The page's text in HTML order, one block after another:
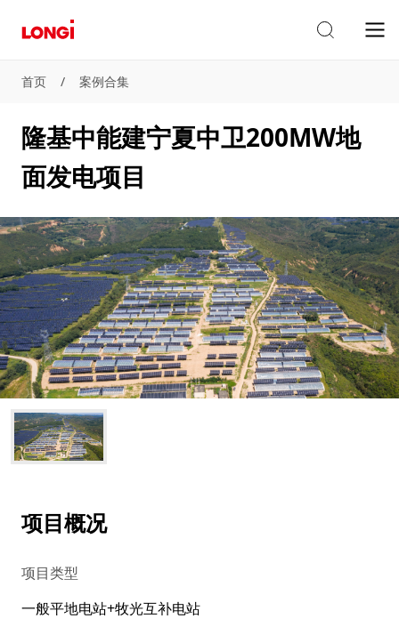
首页 / 案例合集
隆基中能建宁夏中卫200MW地
面发电项目
项目概况
项目类型
一般平地电站+牧光互补电站